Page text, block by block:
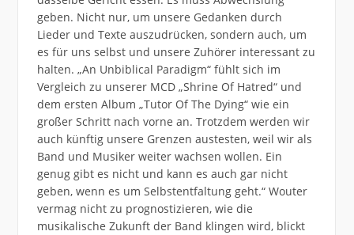
geben. Nicht nur, um unsere Gedanken durch
Lieder und Texte auszudrücken, sondern auch, um
es für uns selbst und unsere Zuhörer interessant zu
halten. „An Unbiblical Paradigm“ fühlt sich im
Vergleich zu unserer MCD „Shrine Of Hatred“ und
dem ersten Album „Tutor Of The Dying“ wie ein
großer Schritt nach vorne an. Trotzdem werden wir
auch künftig unsere Grenzen austesten, weil wir als
Band und Musiker weiter wachsen wollen. Ein
genug gibt es nicht und kann es auch gar nicht
geben, wenn es um Selbstentfaltung geht.“ Wouter
vermag nicht zu prognostizieren, wie die
musikalische Zukunft der Band klingen wird, blickt